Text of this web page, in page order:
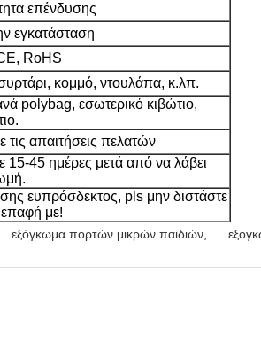
επένδυσης
εγκατάσταση
RoHS
κομμό, ντουλάπα, κ.λπ.
polybag, εσωτερικό κιβώτιο,
απαιτήσεις πελατών
45 ημέρες μετά από να λάβει
ευπρόσδεκτος, pls μην διστάστε
με!
εξόγκωμα πορτών μικρών παιδιών